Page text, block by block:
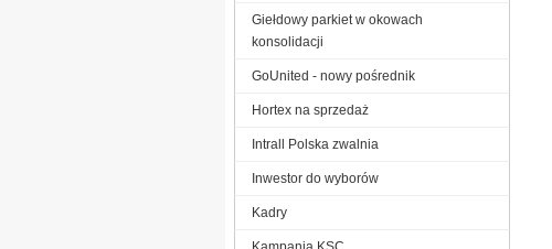
Giełdowy parkiet w okowach
konsolidacji
GoUnited - nowy pośrednik
Hortex na sprzedaż
Intrall Polska zwalnia
Inwestor do wyborów
Kadry